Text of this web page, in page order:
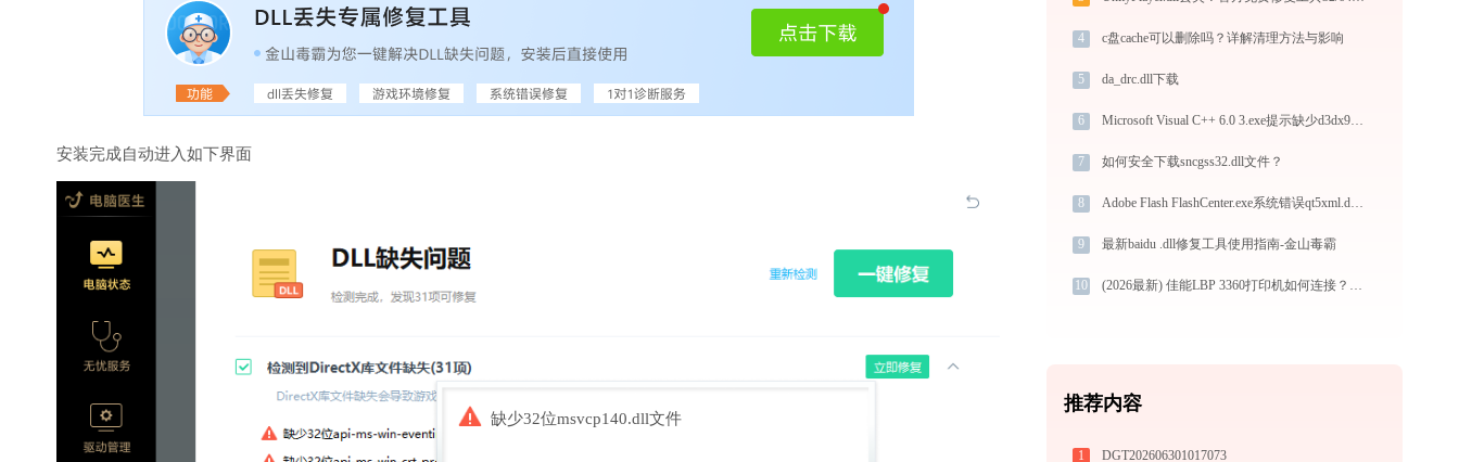
安装完成自动进入如下界面
缺少32位msvcp140.dll文件
4 c盘cache可以删除吗？详解清理方法与影响
5 da_drc.dll下载
6 Microsoft Visual C++ 6.0 3.exe提示缺少d3dx9_43.dll文件的解决办法
7 如何安全下载sncgss32.dll文件？
8 Adobe Flash FlashCenter.exe系统错误qt5xml.dll丢失如何解决
9 最新baidu .dll修复工具使用指南-金山毒霸
10 (2026最新) 佳能LBP 3360打印机如何连接？-金山毒霸
推荐内容
1 DGT202606301017073